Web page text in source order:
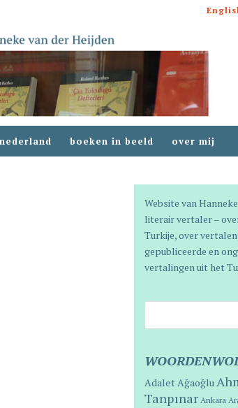
boeken in beeld over mij
Website van
literair vertaler –
Turkije, over
gepubliceerde en
vertalingen uit het
Adalet Ağaoğlu
Tanpınar Ankara